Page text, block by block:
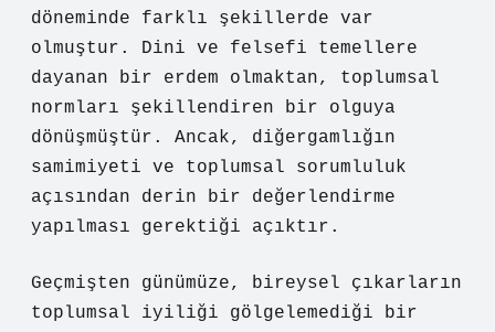
döneminde farklı şekillerde var
olmuştur. Dini ve felsefi temellere
dayanan bir erdem olmaktan, toplumsal
normları şekillendiren bir olguya
dönüşmüştür. Ancak, diğergamlığın
samimiyeti ve toplumsal sorumluluk
açısından derin bir değerlendirme
yapılması gerektiği açıktır.
Geçmişten günümüze, bireysel çıkarların
toplumsal iyiliği gölgelemediği bir